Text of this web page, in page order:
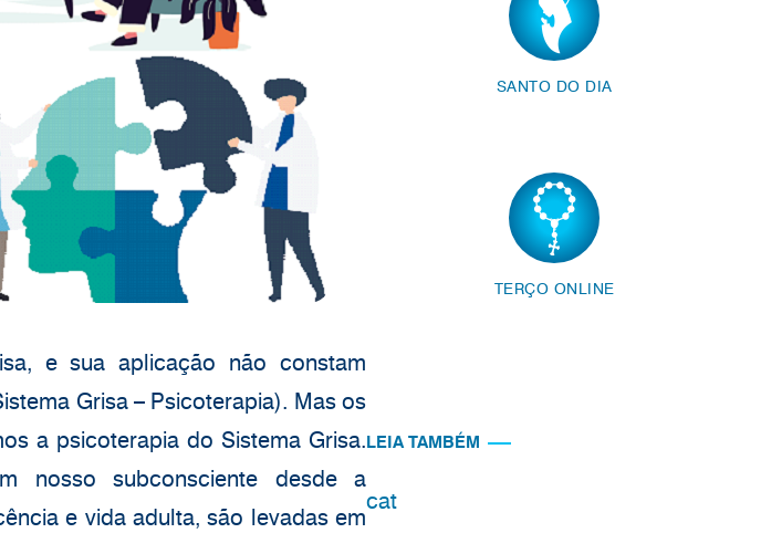
e sua aplicação não constam
Grisa – Psicoterapia). Mas os
a psicoterapia do Sistema Grisa.
nosso subconsciente desde a
e vida adulta, são levadas em
SANTO DO DIA
TERÇO ONLINE
LEIA TAMBÉM
cat